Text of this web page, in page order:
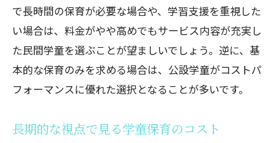
で長時間の保育が必要な場合や、学習支援を重視した
い場合は、料金がやや高めでもサービス内容が充実し
た民間学童を選ぶことが望ましいでしょう。逆に、基
本的な保育のみを求める場合は、公設学童がコストパ
フォーマンスに優れた選択となることが多いです。
長期的な視点で見る学童保育のコスト